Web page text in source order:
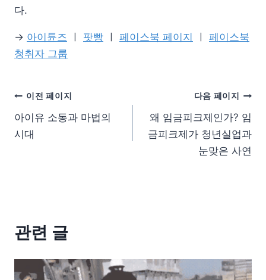
다.
→ 아이튠즈 ㅣ 팟빵 ㅣ 페이스북 페이지 ㅣ 페이스북
청취자 그룹
이전 페이지
아이유 소동과 마법의
시대
다음 페이지
왜 임금피크제인가? 임
금피크제가 청년실업과
눈맞은 사연
관련 글